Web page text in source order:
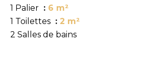
1 Palier
6 m²
1 Toilettes
2 m²
2 Salles de bains